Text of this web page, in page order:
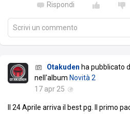
Rispondi
Scrivi un commento
Otakuden ha pubblicato
nell'album Novità 2
17 apr 25
Il 24 Aprile arriva il best pg. Il primo